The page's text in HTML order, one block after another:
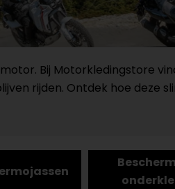
Bij Motorkledingstore
rijden. Ontdek hoe deze